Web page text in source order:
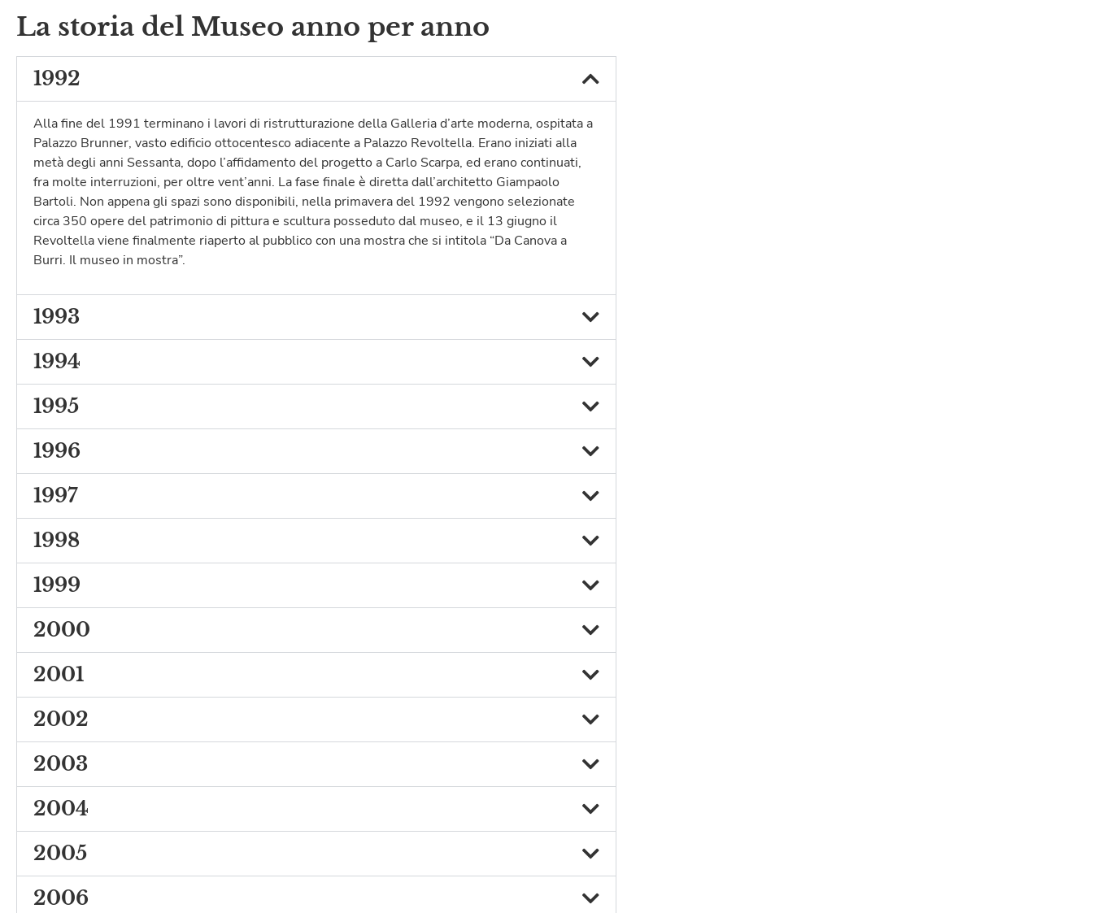
La storia del Museo anno per anno
1992
Alla fine del 1991 terminano i lavori di ristrutturazione della Galleria d’arte moderna, ospitata a
Palazzo Brunner, vasto edificio ottocentesco adiacente a Palazzo Revoltella. Erano iniziati alla
metà degli anni Sessanta, dopo l’affidamento del progetto a Carlo Scarpa, ed erano continuati,
fra molte interruzioni, per oltre vent’anni. La fase finale è diretta dall’architetto Giampaolo
Bartoli. Non appena gli spazi sono disponibili, nella primavera del 1992 vengono selezionate
circa 350 opere del patrimonio di pittura e scultura posseduto dal museo, e il 13 giugno il
Revoltella viene finalmente riaperto al pubblico con una mostra che si intitola “Da Canova a
Burri. Il museo in mostra”.
1993
1994
1995
1996
1997
1998
1999
2000
2001
2002
2003
2004
2005
2006